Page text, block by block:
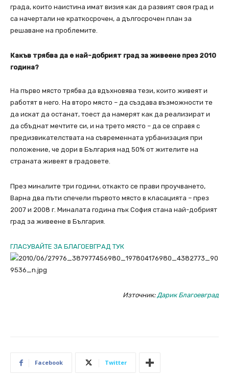
града, които наистина имат визия как да развият своя град и
са начертали не краткосрочен, а дългосрочен план за
решаване на проблемите.
Какъв трябва да е най-добрият град за живеене през 2010
година?
На първо място трябва да вдъхновява тези, които живеят и
работят в него. На второ място – да създава възможности те
да искат да останат, тоест да намерят как да реализират и
да сбъднат мечтите си, и на трето място – да се справя с
предизвикателствата на съвременната урбанизация при
положение, че дори в България над 50% от жителите на
страната живеят в градовете.
През миналите три години, откакто се прави проучването,
Варна два пъти спечели първото място в класацията – през
2007 и 2008 г. Миналата година пък София стана най-добрият
град за живеене в България.
ГЛАСУВАЙТЕ ЗА БЛАГОЕВГРАД ТУК
Източник:Дарик Благоевград
Facebook Twitter